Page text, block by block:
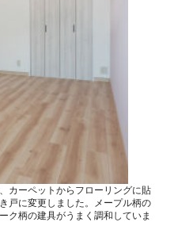
カーペットからフローリングに貼
戸に変更しました。メープル柄の
ク柄の建具がうまく調和していま